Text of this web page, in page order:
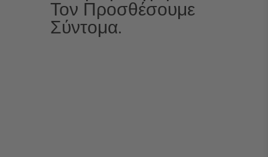
Τον Προσθέσουμε
Σύντομα.